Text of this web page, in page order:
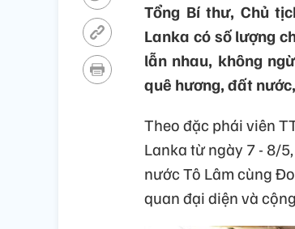
Tổng Bí thư, Chủ
Lanka có số lượng
lẫn nhau, không
quê hương, đất
Theo đặc phái viên
Lanka từ ngày 7 - 8/
nước Tô Lâm cùng
quan đại diện và